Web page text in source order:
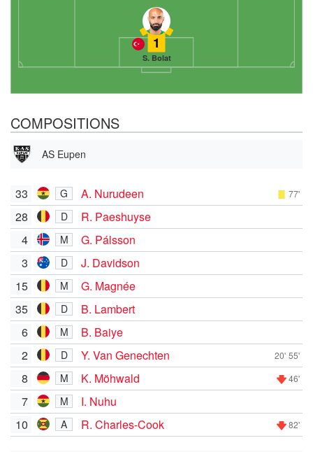
1
S. Bolat
COMPOSITIONS
AS Eupen
33 G A. Nurudeen 77'
28 D
R. Paeshuyse
4
M
G. Pálsson
3
D
J. Davidson
15
M
G. Magnée
35
D
B. Lambert
6
M
B. Baiye
2
D Y. Van Genechten 20' 55'
8 M K. Möhwald 46'
7 M
I. Nuhu
10
A R. Charles-Cook 82'